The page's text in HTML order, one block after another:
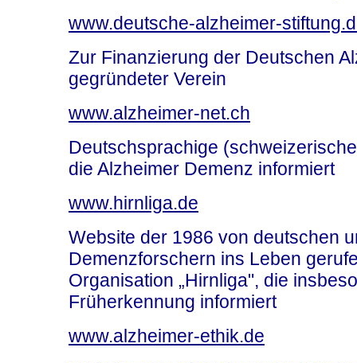
www.deutsche-alzheimer-
Zur Finanzierung der Deutschen
gegründeter Verein
www.alzheimer-net.ch
Deutschsprachige
die Alzheimer Demenz informiert
www.hirnliga.de
Website der 1986 von deutschen
Demenzforschern ins Leben
Organisation „Hirnliga", die
Früherkennung informiert
www.alzheimer-ethik.de